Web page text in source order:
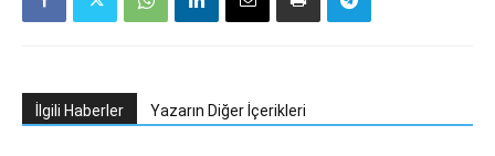
İlgili Haberler Yazarın Diğer İçerikleri